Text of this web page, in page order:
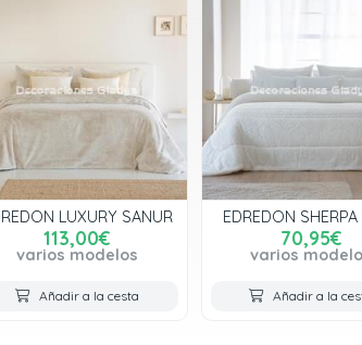
LUXURY SANUR
113,00€
varios modelos
Añadir a la cesta
EDREDON SHERPA
70,95€
varios
Añadir a la